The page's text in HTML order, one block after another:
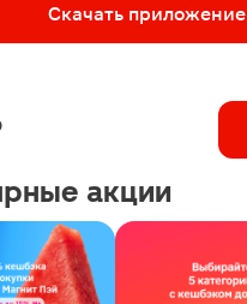
Скачать приложение
акции